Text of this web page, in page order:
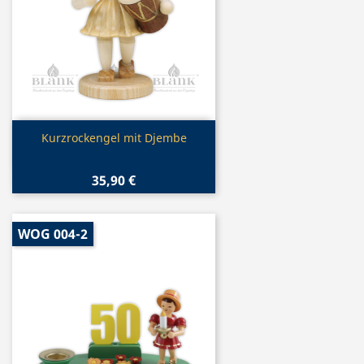
Vorschau
Kurzrockengel mit Djembe
35,90 €
WOG 004-2